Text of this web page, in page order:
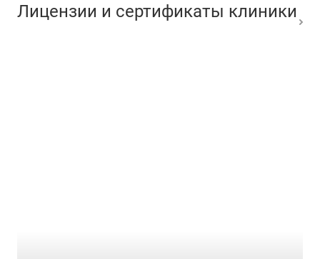
Лицензии и сертификаты клиники